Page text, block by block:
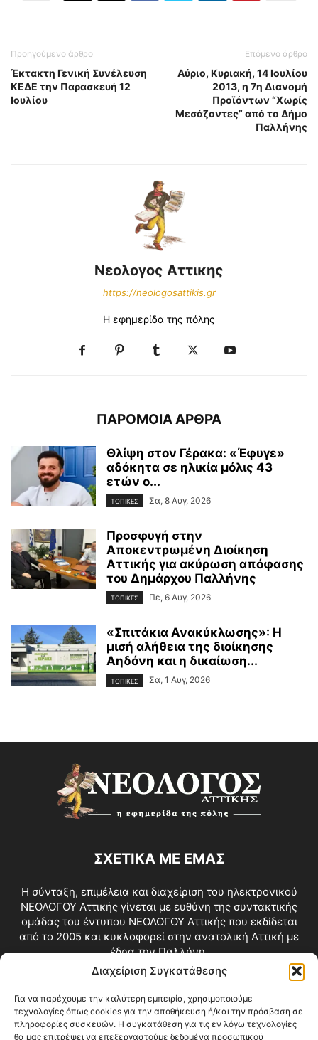
Διαχείριση Συγκατάθεσης
Για να παρέχουμε την καλύτερη εμπειρία, χρησιμοποιούμε
τεχνολογίες όπως cookies για την αποθήκευση ή/και την πρόσβαση σε
πληροφορίες συσκευών. Η συγκατάθεση για τις εν λόγω τεχνολογίες
θα μας επιτρέψει να επεξεργαστούμε δεδομένα προσωπικού
Προηγούμενο άρθρο
Έκτακτη Γενική Συνέλευση
ΚΕΔΕ την Παρασκευή 12
Ιουλίου
Επόμενο άρθρο
Αύριο, Κυριακή, 14 Ιουλίου
2013, η 7η Διανομή
Προϊόντων “Χωρίς
Μεσάζοντες” από το Δήμο
Παλλήνης
Νεολογος Αττικης
https://neologosattikis.gr
Η εφημερίδα της πόλης
ΠΑΡΟΜΟΙΑ ΑΡΘΡΑ
Θλίψη στον Γέρακα: «Έφυγε»
αδόκητα σε ηλικία μόλις 43
ετών ο...
ΤΟΠΙΚΕΣ Σα, 8 Αυγ, 2026
Προσφυγή στην
Αποκεντρωμένη Διοίκηση
Αττικής για ακύρωση απόφασης
του Δημάρχου Παλλήνης
ΤΟΠΙΚΕΣ Πε, 6 Αυγ, 2026
«Σπιτάκια Ανακύκλωσης»: Η
μισή αλήθεια της διοίκησης
Αηδόνη και η δικαίωση...
ΤΟΠΙΚΕΣ Σα, 1 Αυγ, 2026
ΣΧΕΤΙΚΑ ΜΕ ΕΜΑΣ
Η σύνταξη, επιμέλεια και διαχείριση του ηλεκτρονικού
ΝΕΟΛΟΓΟΥ Αττικής γίνεται με ευθύνη της συντακτικής
ομάδας του έντυπου ΝΕΟΛΟΓΟΥ Αττικής που εκδίδεται
από το 2005 και κυκλοφορεί στην ανατολική Αττική με
έδρα την Παλλήνη.
Επικοινωνία:info@neologosattikis.gr
ΑΚΟΛΟΥΘΗΣΕ ΜΑΣ